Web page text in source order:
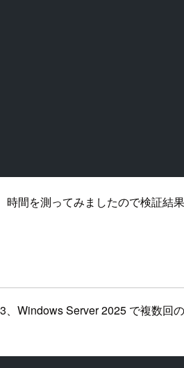
間を測ってみましたので検証結
Windows Server 2025 で複数回